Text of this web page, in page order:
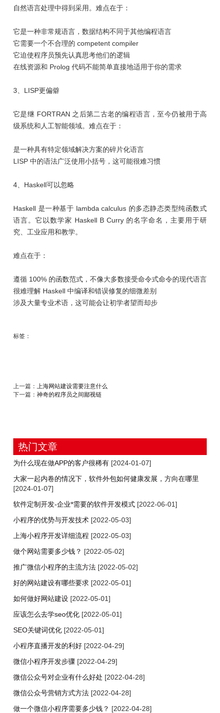
自然语言处理中得到采用。难点在于：
它是一种非常规语言，数据结构不同于其他编程语言
它需要一个不合理的 competent compiler
它迫使程序员预先认真思考他们的逻辑
在线资源和 Prolog 代码不能简单直接地适用于你的需求
3、LISP更偏僻
它是继 FORTRAN 之后第二古老的编程语言，至今仍被用于高
级系统和人工智能领域。难点在于：
是一种具有特定领域解决方案的碎片化语言
LISP 中的语法广泛使用小括号，这可能很难习惯
4、Haskell可以忽略
Haskell 是一种基于 lambda calculus 的多态静态类型纯函数式
语言。它以数学家 Haskell B Curry 的名字命名，主要用于研
究、工业应用和教学。
难点在于：
遵循 100% 的函数范式，不像大多数接受命令式命令的现代语言
很难理解 Haskell 中编译和错误修复的细微差别
涉及大量专业术语，这可能会让初学者望而却步
标签：
上一篇：
上海网站建设需要注意什么
下一篇： 神奇的程序员之间鄙视链
热门文章
为什么现在做APP的客户很稀有 [2024-01-07]
大家一起内卷的情况下，软件外包如何健康发展，方向在哪里
[2024-01-07]
软件定制开发-企业*需要的软件开发模式 [2022-06-01]
小程序的优势与开发技术 [2022-05-03]
上海小程序开发详细流程 [2022-05-03]
做个网站需要多少钱？ [2022-05-02]
推广微信小程序的主流方法 [2022-05-02]
好的网站建设有哪些要求 [2022-05-01]
​如何做好网站建设 [2022-05-01]
​应该怎么去学seo优化 [2022-05-01]
SEO关键词优化 [2022-05-01]
小程序直播开发的利好 [2022-04-29]
微信小程序开发步骤 [2022-04-29]
微信公众号对企业有什么好处 [2022-04-28]
微信公众号营销方式方法 [2022-04-28]
做一个微信小程序需要多少钱？ [2022-04-28]